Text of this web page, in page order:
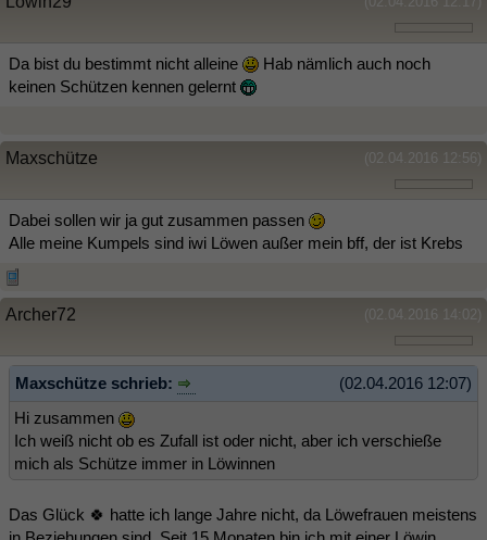
Da bist du bestimmt nicht alleine
Hab nämlich auch noch
keinen Schützen kennen gelernt
(02.04.2016 12:56)
Maxschütze
Dabei sollen wir ja gut zusammen passen
Alle meine Kumpels sind iwi Löwen außer mein bff, der ist Krebs
(02.04.2016 14:02)
Archer72
(02.04.2016 12:07)
Maxschütze schrieb:
Hi zusammen
Ich weiß nicht ob es Zufall ist oder nicht, aber ich verschieße
mich als Schütze immer in Löwinnen
Das Glück 🍀 hatte ich lange Jahre nicht, da Löwefrauen meistens